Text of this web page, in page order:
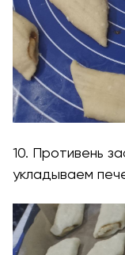
10. Противень
укладываем